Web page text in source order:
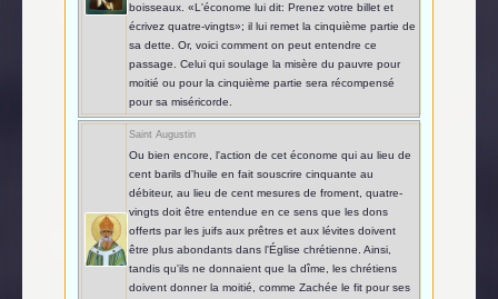
boisseaux. «L'économe lui dit: Prenez votre billet et
écrivez quatre-vingts»; il lui remet la cinquième partie de
sa dette. Or, voici comment on peut entendre ce
passage. Celui qui soulage la misère du pauvre pour
moitié ou pour la cinquième partie sera récompensé
pour sa miséricorde.
Saint Augustin
Ou bien encore, l'action de cet économe qui au lieu de
cent barils d'huile en fait souscrire cinquante au
débiteur, au lieu de cent mesures de froment, quatre-
vingts doit être entendue en ce sens que les dons
offerts par les juifs aux prêtres et aux lévites doivent
être plus abondants dans l'Église chrétienne. Ainsi,
tandis qu'ils ne donnaient que la dîme, les chrétiens
doivent donner la moitié, comme Zachée le fit pour ses